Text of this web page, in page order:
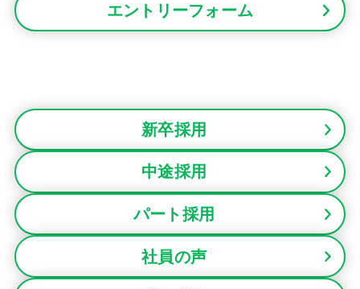
エントリーフォーム
新卒採用
中途採用
パート採用
社員の声